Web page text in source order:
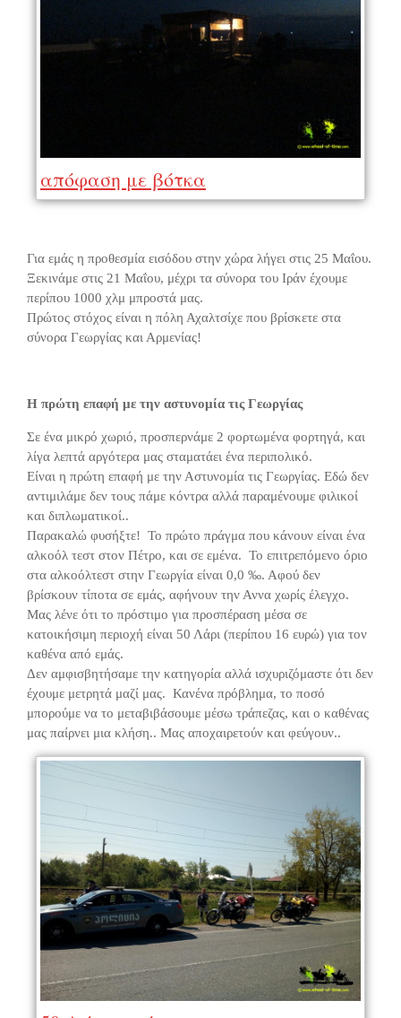
απόφαση με βότκα
Για εμάς η προθεσμία εισόδου στην χώρα λήγει στις 25 Μαΐου.
Ξεκινάμε στις 21 Μαΐου, μέχρι τα σύνορα του Ιράν έχουμε
περίπου 1000 χλμ μπροστά μας.
Πρώτος στόχος είναι η πόλη Αχαλτσίχε που βρίσκετε στα
σύνορα Γεωργίας και Αρμενίας!
Η πρώτη επαφή με την αστυνομία τις Γεωργίας
Σε ένα μικρό χωριό, προσπερνάμε 2 φορτωμένα φορτηγά, και
λίγα λεπτά αργότερα μας σταματάει ένα περιπολικό.
Είναι η πρώτη επαφή με την Αστυνομία τις Γεωργίας. Εδώ δεν
αντιμιλάμε δεν τους πάμε κόντρα αλλά παραμένουμε φιλικοί
και διπλωματικοί..
Παρακαλώ φυσήξτε! Το πρώτο πράγμα που κάνουν είναι ένα
αλκοόλ τεστ στον Πέτρο, και σε εμένα. Το επιτρεπόμενο όριο
στα αλκοόλτεστ στην Γεωργία είναι 0,0 ‰. Αφού δεν
βρίσκουν τίποτα σε εμάς, αφήνουν την Αννα χωρίς έλεγχο.
Μας λένε ότι το πρόστιμο για προσπέραση μέσα σε
κατοικήσιμη περιοχή είναι 50 Λάρι (περίπου 16 ευρώ) για τον
καθένα από εμάς.
Δεν αμφισβητήσαμε την κατηγορία αλλά ισχυριζόμαστε ότι δεν
έχουμε μετρητά μαζί μας. Κανένα πρόβλημα, το ποσό
μπορούμε να το μεταβιβάσουμε μέσω τράπεζας, και ο καθένας
μας παίρνει μια κλήση.. Μας αποχαιρετούν και φεύγουν..